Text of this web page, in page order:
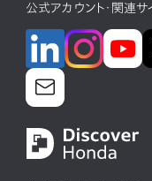
公式アカウント・関連サ